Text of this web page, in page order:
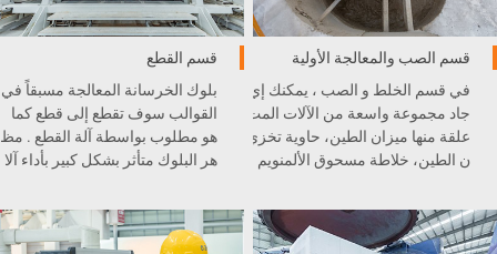
قسم الصب والمعالجة الأولية
في قسم الخلط و الصب ، يمكنك إي
جاد مجموعة واسعة من الآلات المت
علقة منها ميزان الطين، حاوية تخزي
ن الطين، خلاطة مسحوق الألمنويم
ل، و غيرها .
قسم القطع
بلوك الخرسانة المعالجة مسبقاً في
القوالب سوف تقطع إلى قطع كما
هو مطلوب بواسطة آلة القطع . مظ
هر البلوك متأثر بشكل كبير بأداء آلا